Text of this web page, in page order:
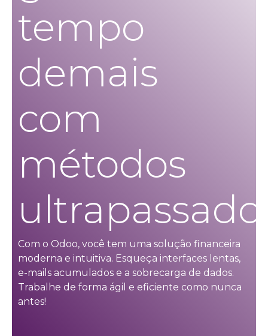
tempo
demais
com
métodos
Com o Odoo, você tem uma solução financeira
moderna e intuitiva. Esqueça interfaces lentas,
e-mails acumulados e a sobrecarga de dados.
Trabalhe de forma ágil e eficiente como nunca
antes!